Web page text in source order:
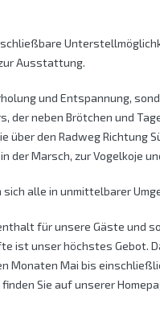
Ausstattung.
und Entspannung,
der neben Brötchen und
über den Radweg Richtung
der Marsch, zur Vogelkoje
alle in unmittelbarer
für unsere Gäste und
ist unser höchstes Gebot.
Monaten Mai bis
Sie auf unserer